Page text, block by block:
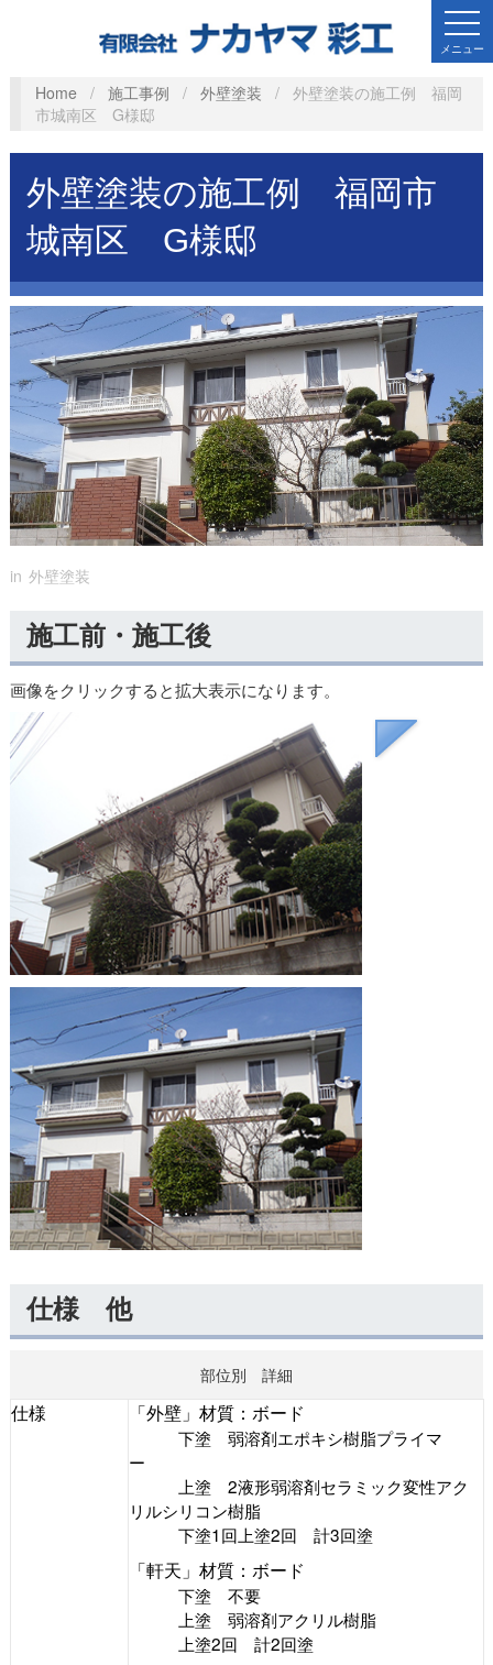
メニュー
Home / 施工事例 / 外壁塗装 / 外壁塗装の施工例 福岡
市城南区 G様邸
外壁塗装の施工例 福岡市
城南区 G様邸
in 外壁塗装
施工前・施工後
画像をクリックすると拡大表示になります。
仕様 他
部位別 詳細
仕様 「外壁」材質：ボード
下塗 弱溶剤エポキシ樹脂プライマ
ー
上塗 2液形弱溶剤セラミック変性アク
リルシリコン樹脂
下塗1回上塗2回 計3回塗
「軒天」材質：ボード
下塗 不要
上塗 弱溶剤アクリル樹脂
上塗2回 計2回塗